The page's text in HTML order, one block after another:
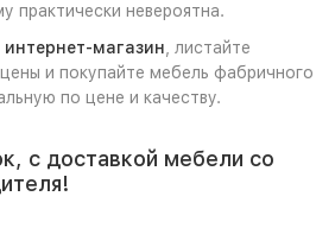
практически невероятна.
интернет-магазин, листайте
и покупайте мебель фабричного
по цене и качеству.
с доставкой мебели со